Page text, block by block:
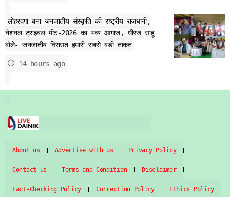
लोहरदगा बना जनजातीय संस्कृति की राष्ट्रीय राजधानी,
नेशनल ट्राइबल मीट-2026 का भव्य आगाज, धीरज साहू
बोले- जनजातीय विरासत हमारी सबसे बड़ी ताकत
14 hours ago
About us Advertise with us Privacy Policy
Contact us Terms and Condition Disclaimer
Fact-Checking Policy Correction Policy Ethics Policy